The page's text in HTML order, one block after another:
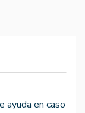
ayuda en caso